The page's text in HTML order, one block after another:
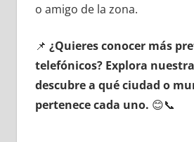
ο amigo dе la zona.
📌 ¿Quieres conocer mа́s
telefónicos? Explora
descubre а qué ciudad ο
pertenece cada uno. 😊📞